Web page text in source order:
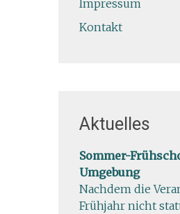
Impressum
Kontakt
Aktuelles
Sommer-
Umgebung
Nachdem die
Frühjahr nicht